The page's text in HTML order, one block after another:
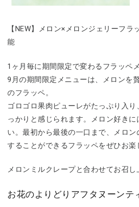
【NEW】メロン×メロンジェリーフ
能
1ヶ月毎に期間限定で変わるフラッペ
9月の期間限定メニューは、メロンを
のフラッペ。
ゴロゴロ果肉ピューレがたっぷり入り
っかりと感じられます。メロン好き
い。最初から最後の一口まで、メロ
することができるフラッペをぜひお楽
メロンミルクレープと合わせてお召し
お花のよりどりアフタヌーンテ